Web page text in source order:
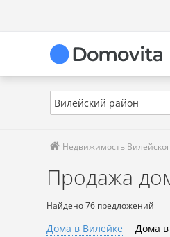
Вилейский район
Недвижимость
Продажа
Найдено 76 предложений
Дома в Вилейке Дома